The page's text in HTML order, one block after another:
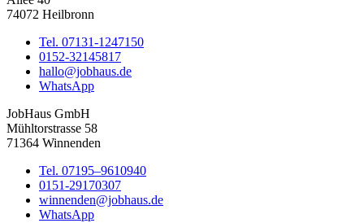
74072 Heilbronn
Tel. 07131-1247150
0152-32145817
hallo@jobhaus.de
WhatsApp
JobHaus GmbH
Mühltorstrasse 58
71364 Winnenden
Tel. 07195–9610940
0151-29170307
winnenden@jobhaus.de
WhatsApp